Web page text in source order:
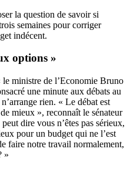
la question de savoir si
semaines pour corriger
indécent.
options »
ministre de l’Economie Bruno
une minute aux débats au
rien. « Le débat est
mieux », reconnaît le sénateur
dire vous n’êtes pas sérieux,
pour un budget qui ne l’est
faire notre travail normalement,
»